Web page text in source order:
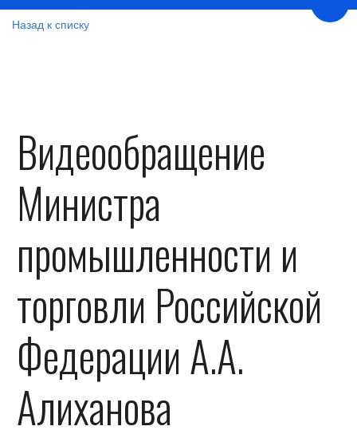
Назад к списку
Видеообращение
Министра
промышленности и
торговли Российской
Федерации А.А.
Алиханова